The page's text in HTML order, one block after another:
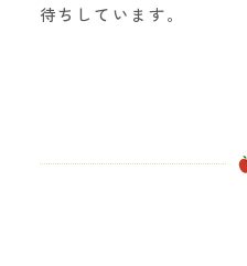
待ちしています。